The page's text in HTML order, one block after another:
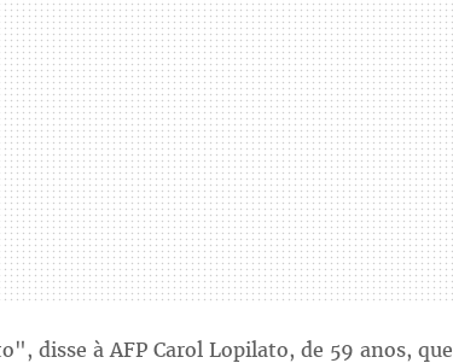
disse à AFP Carol Lopilato, de 59 anos, que